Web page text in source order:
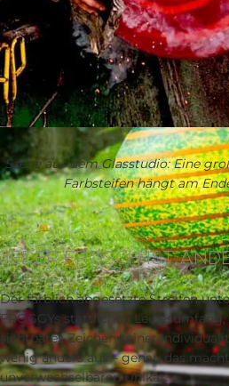
Szene aus dem Glasstudio: Eine
Farbsteifen hängt am
JEDER FROSCH IST
Der farblich abgesetzte Streifen
FROGGYs stattlichen
sichtbares Zeichen seiner
wenig anders aus – genau das
unverwechselbaren Unikat.